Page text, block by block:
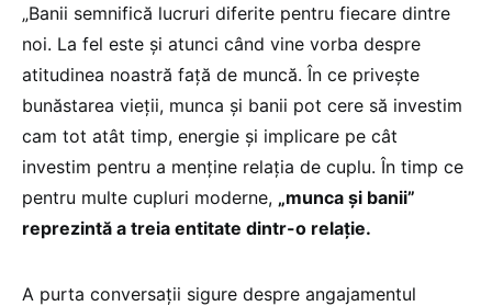
„Banii semnifică lucruri diferite pentru fiecare dintre
noi. La fel este și atunci când vine vorba despre
atitudinea noastră față de muncă. În ce privește
bunăstarea vieții, munca și banii pot cere să investim
cam tot atât timp, energie și implicare pe cât
investim pentru a menține relația de cuplu. În timp ce
pentru multe cupluri moderne, „munca și banii”
reprezintă a treia entitate dintr-o relație.
A purta conversații sigure despre angajamentul